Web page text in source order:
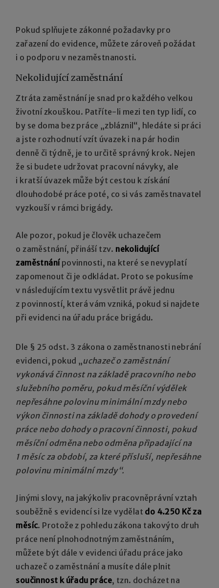
Pokud splňujete zákonné požadavky pro
zařazení do evidence, můžete zároveň požádat
i o podporu v nezaměstnanosti.
Nekolidující zaměstnání
Ztráta zaměstnání je snad pro každého velkou
životní zkouškou. Patříte-li mezi ten typ lidí, co
by se doma bez práce „zbláznil“, hledáte si práci
a jste rozhodnutí vzít úvazek i na pár hodin
denně či týdně, je to určitě správný krok. Nejen
že si budete udržovat pracovní návyky, ale
i kratší úvazek může být cestou k získání
dlouhodobé práce poté, co si vás zaměstnavatel
vyzkouší v rámci brigády.
Ale pozor, pokud je člověk uchazečem
o zaměstnání, přináší tzv. nekolidující
zaměstnánípovinnosti, na které se nevyplatí
zapomenout či je odkládat. Proto se pokusíme
v následujícím textu vysvětlit právě jednu
z povinností, která vám vzniká, pokud si najdete
při evidenci na úřadu práce brigádu.
Dle § 25 odst. 3 zákona o zaměstnanosti nebrání
evidenci, pokud „ uchazeč o zaměstnání
vykonává činnost na základě pracovního nebo
služebního poměru, pokud měsíční výdělek
nepřesáhne polovinu minimální mzdy nebo
výkon činnosti na základě dohody o provedení
práce nebo dohody o pracovní činnosti, pokud
měsíční odměna nebo odměna připadající na
1 měsíc za období, za které přísluší, nepřesáhne
polovinu minimální mzdy“.
Jinými slovy, na jakýkoliv pracovněprávní vztah
souběžně s evidencí si lze vydělat do 4.250 Kč za
měsíc. Protože z pohledu zákona takovýto druh
práce není plnohodnotným zaměstnáním,
můžete být dále v evidenci úřadu práce jako
uchazeč o zaměstnání a musíte dále plnit
součinnost k úřadu práce, tzn. docházet na